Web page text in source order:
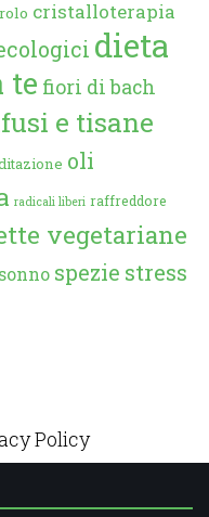
cristalloterapia
dieta
te fiori di bach
e tisane
oli
radicali liberi raffreddore
vegetariane
sonno spezie stress
Policy